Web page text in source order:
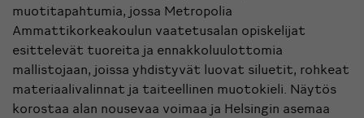
muotitapahtumia, jossa Metropolia
Ammattikorkeakoulun vaatetusalan opiskelijat
esittelevät tuoreita ja ennakkoluulottomia
mallistojaan, joissa yhdistyvät luovat siluetit, rohkeat
materiaalivalinnat ja taiteellinen muotokieli. Näytös
korostaa alan nousevaa voimaa ja Helsingin asemaa